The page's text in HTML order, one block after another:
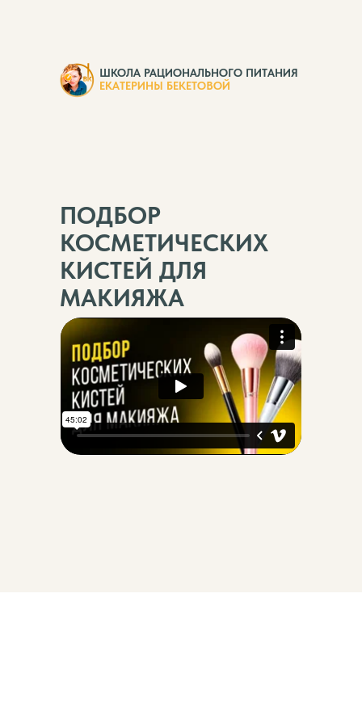
ПОДБОР
КОСМЕТИЧЕСКИХ
КИСТЕЙ ДЛЯ
МАКИЯЖА
ШКОЛА РАЦИОНАЛЬНОГО ПИТАНИЯ
ЕКАТЕРИНЫ БЕКЕТОВОЙ